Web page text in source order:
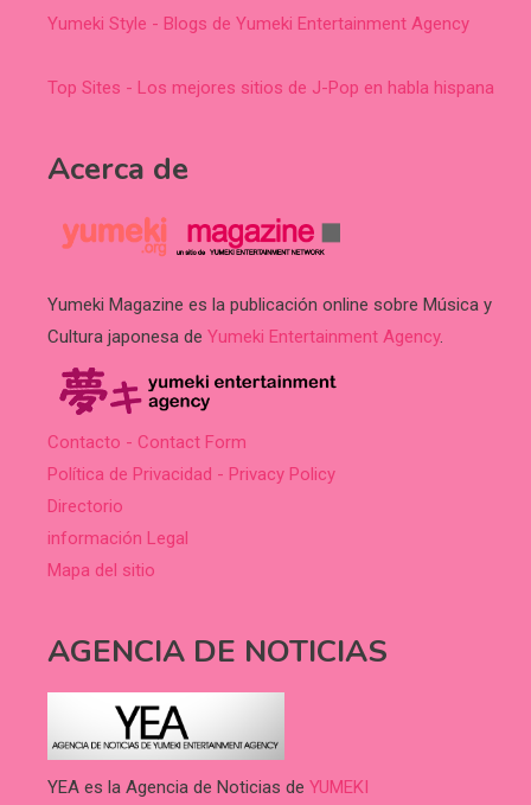
Yumeki Style - Blogs de Yumeki Entertainment Agency
Top Sites - Los mejores sitios de J-Pop en habla hispana
Acerca de
Yumeki Magazine es la publicación online sobre Música y
Cultura japonesa de Yumeki Entertainment Agency.
Contacto - Contact Form
Política de Privacidad - Privacy Policy
Directorio
información Legal
Mapa del sitio
AGENCIA DE NOTICIAS
YEA es la Agencia de Noticias de YUMEKI